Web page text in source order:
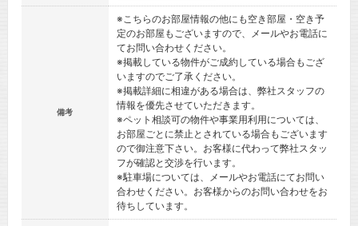
備考
※こちらのお部屋情報の他にも空き部屋・空き予
定のお部屋もございますので、メールやお電話に
てお問い合わせください。
※掲載している物件がご成約している場合もござ
いますのでご了承ください。
※掲載詳細に相違がある場合は、弊社スタッフの
情報を優先させていただきます。
※ペット相談可の物件や事業用利用については、
お部屋ごとに禁止とされている場合もございます
ので御注意下さい。お客様に代わって弊社スタッ
フが確認と交渉を行います。
※駐車場については、メールやお電話にてお問い
合わせください。お客様からのお問い合わせをお
待ちしています。